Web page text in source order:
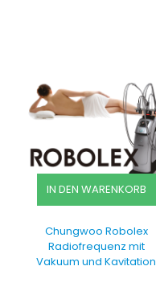
IN DEN WARENKORB
Chungwoo Robolex
Radiofrequenz mit
Vakuum und Kavitation